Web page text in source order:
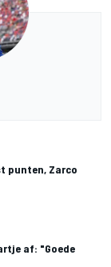
punten, Zarco
af: "Goede